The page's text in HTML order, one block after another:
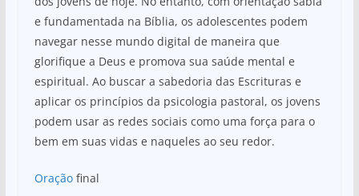
e fundamentada na Bíblia, os adolescentes podem
navegar nesse mundo digital de maneira que
glorifique a Deus e promova sua saúde mental e
espiritual. Ao buscar a sabedoria das Escrituras e
aplicar os princípios da psicologia pastoral, os jovens
podem usar as redes sociais como uma força para o
bem em suas vidas e naqueles ao seu redor.
Oraçãofinal